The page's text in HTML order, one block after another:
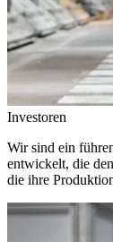
Investoren
Wir sind ein
entwickelt, die
die ihre